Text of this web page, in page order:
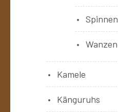
Spinnen
Wanzen
Kamele
Känguruhs